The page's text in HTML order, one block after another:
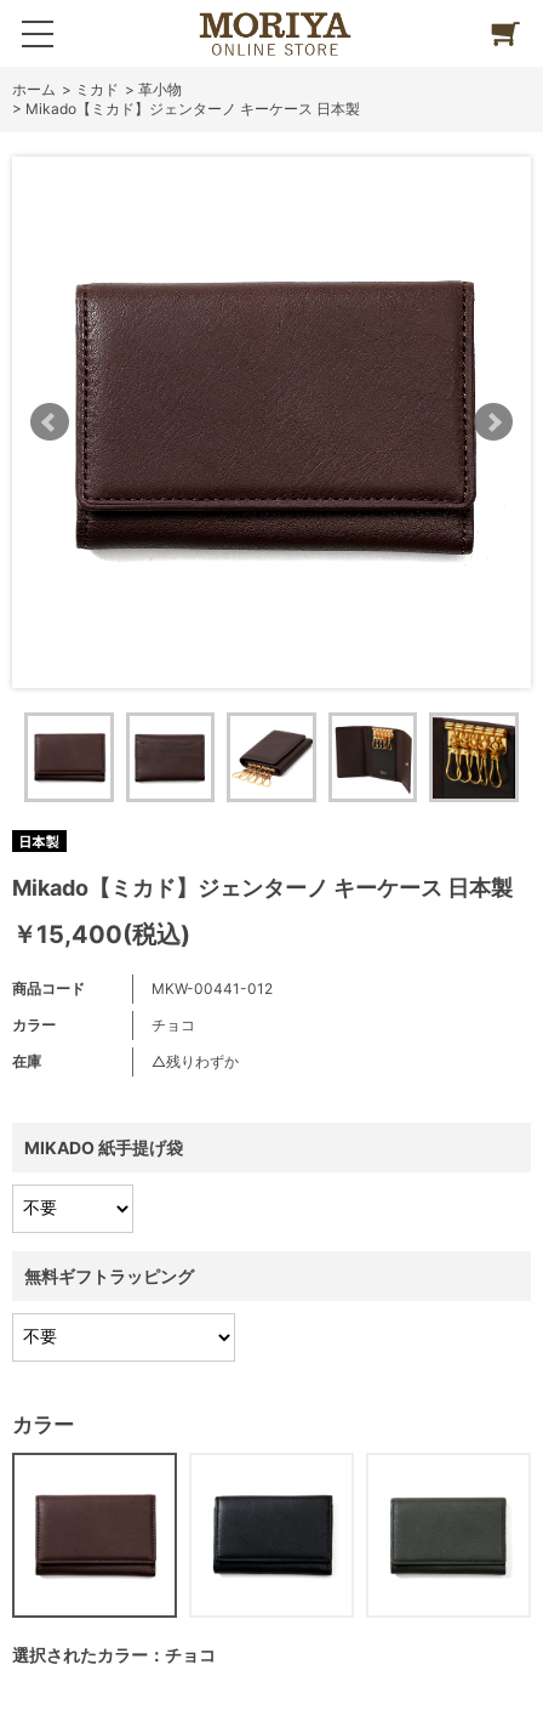
ホーム > ミカド > 革小物
> Mikado【ミカド】ジェンターノ キーケース 日本製
Mikado【ミカド】ジェンターノ キーケース 日本製
￥15,400(税込)
商品コード
MKW-00441-012
カラー
チョコ
在庫
△残りわずか
MIKADO 紙手提げ袋
無料ギフトラッピング
カラー
選択されたカラー：チョコ